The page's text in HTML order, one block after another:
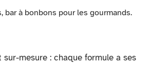
bar à bonbons pour les gourmands.
mesure : chaque formule a ses